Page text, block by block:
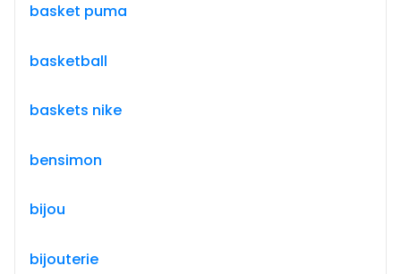
basket puma
basketball
baskets nike
bensimon
bijou
bijouterie